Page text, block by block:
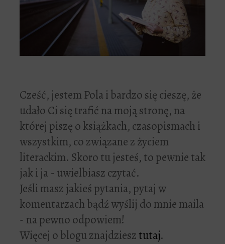
Cześć, jestem Pola i bardzo się cieszę, że
udało Ci się trafić na moją stronę, na
której piszę o książkach, czasopismach i
wszystkim, co związane z życiem
literackim. Skoro tu jesteś, to pewnie tak
jak i ja - uwielbiasz czytać.
Jeśli masz jakieś pytania, pytaj w
komentarzach bądź wyślij do mnie maila
- na pewno odpowiem!
Więcej o blogu znajdziesztutaj.